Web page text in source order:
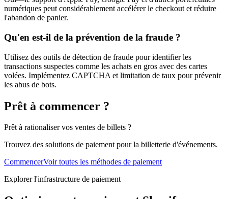
numériques peut considérablement accélérer le checkout et réduire
l'abandon de panier.
Qu'en est-il de la prévention de la fraude ?
Utilisez des outils de détection de fraude pour identifier les
transactions suspectes comme les achats en gros avec des cartes
volées. Implémentez CAPTCHA et limitation de taux pour prévenir
les abus de bots.
Prêt à commencer ?
Prêt à rationaliser vos ventes de billets ?
Trouvez des solutions de paiement pour la billetterie d'événements.
CommencerVoir toutes les méthodes de paiement
Explorer l'infrastructure de paiement